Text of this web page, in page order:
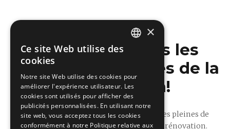
Ne manquez pas les
dernières nouvelles de la
construction!
Recevez nos mises à jour hebdomadaires pleines de
conseils utiles sur la construction et la rénovation.
×
Ce site Web utilise des
cookies
Notre site Web utilise des cookies pour
améliorer l'expérience utilisateur. Les
cookies sont utilisés pour afficher des
publicités personnalisées. En utilisant notre
site web, vous acceptez tous les cookies
conformément à notre Politique relative aux